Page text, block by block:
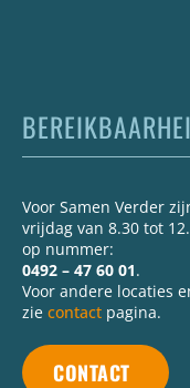
Voor Samen Verder
vrijdag van 8.30 tot
op nummer:
0492 – 47 60 01.
Voor andere locaties
zie contact pagina.
CONTACT